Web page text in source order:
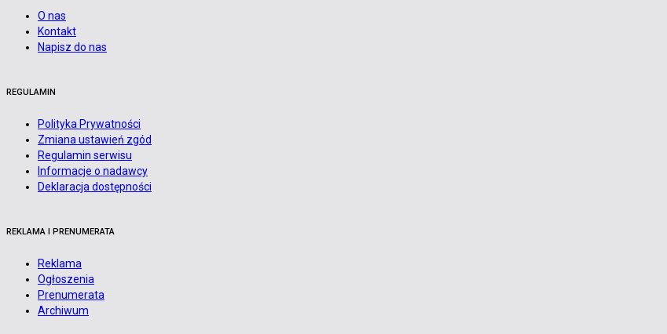
O nas
Kontakt
Napisz do nas
REGULAMIN
Polityka Prywatności
Zmiana ustawień zgód
Regulamin serwisu
Informacje o nadawcy
Deklaracja dostępności
REKLAMA I PRENUMERATA
Reklama
Ogłoszenia
Prenumerata
Archiwum